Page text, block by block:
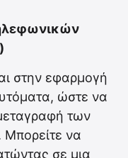
στην εφαρμογή
ώστε να
των
να
σε μια